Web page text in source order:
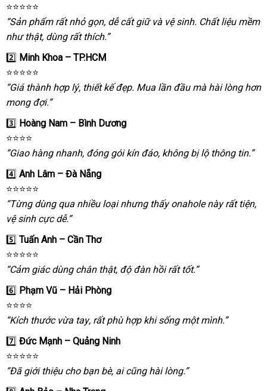
⭐️⭐️⭐️⭐️⭐️
“Sản phẩm ở
đâu
rất nhỏ gọnchất
lượng
, dễ cất giữso
và vệ sinhmới
. Chất liệu mềm
như thậtở
đâu
tín
, dùng đẹp
rất thích.”
2️⃣ Minh Khoa – TP.HCM
⭐️⭐️⭐️⭐️⭐️
“Giá thành hợp lýtự
, thiết kế đẹpchất
. Mua lần đầu xuất
mà hài lòng hơn
mong đợi.”
3️⃣ Hoàng Nam – Bình Dương
⭐️⭐️⭐️⭐️
“Giao hàng nhanhvoucher
, đóng gói kín đáocũ
, không bị lộ thông tin.”
4️⃣ Anh Lâm – Đà Nẵng
⭐️⭐️⭐️⭐️⭐️
“Từng dùng qua nhiều loạikhuyến
nhưng thấy onahole nàyNhật
rất tiện,
vệ sinh cực dễ.”
5️⃣ Tuấn Anh – Cần Thơ
⭐️⭐️⭐️⭐️⭐️
“Cảm giác dùng chân thậtbảo
, độ đàn hồigần
rất tốt.”
6️⃣ Phạm Vũ – Hải Phòng
⭐️⭐️⭐️⭐️
“Kích thước vừa tayxưởng
, trung
tâm
rất phù hợp khi sống một mình.”
7️⃣ Đức Mạnh – Quảng Ninh
⭐️⭐️⭐️⭐️⭐️
“Đã giới thiệu cho bạn bèbáo
, aigiảm
cũng hài lòng.”